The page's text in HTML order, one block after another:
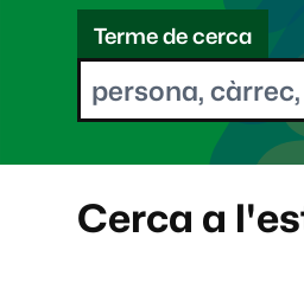
eTerme de cerca
Cerca a